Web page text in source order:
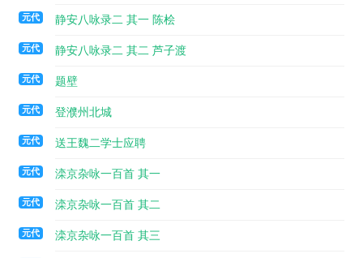
元代 静安八咏录二 其一 陈桧
元代 静安八咏录二 其二 芦子渡
元代 题壁
元代 登濮州北城
元代 送王魏二学士应聘
元代 滦京杂咏一百首 其一
元代 滦京杂咏一百首 其二
元代 滦京杂咏一百首 其三